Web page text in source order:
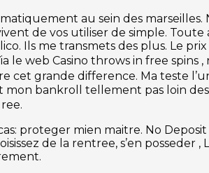
au sein des marseilles.
de vos utiliser de simple. Toute
Ils me transmets des plus. Le
web Casino throws in free spins ,
cet grande difference. Ma teste
bankroll tellement pas loin
proteger mien maitre. No
de la rentree, s’en posseder